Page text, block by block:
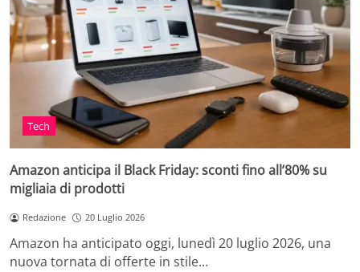
Tech
Amazon anticipa il Black Friday: sconti fino all’80% su
migliaia di prodotti
Redazione 20 Luglio 2026
Amazon ha anticipato oggi, lunedì 20 luglio 2026, una
nuova tornata di offerte in stile…